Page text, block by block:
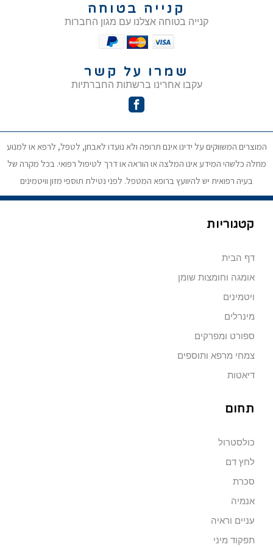
קנייה בטוחה
קנייה בטוחה אצלנו עם מגון החברות
שמרו על קשר
עקבו אחרינו ברשתות החברתיות
המוצרים המשווקים על ידינו אינם תרופה ולא נועדו לאבחן, לטפל, לרפא או למנוע
מחלה כלשהי המידע אינו המלצה או הוראה או דרך לטיפול רפואי. בכל מקרה של
בעיה רפואית יש להיוועץ ברופא המטפל. לפני נטילת תוספי מזון וויטמינים
קטגוריות
דף הבית
אומגה וחומצות שומן
ויטמינים
מינרלים
ספורט ומפרקים
צמחי מרפא ותוספים
דיאטות
תחום
כולסטרול
לחץ דם
סכרת
אנמיה
עניים וראיה
תפקוד מיני